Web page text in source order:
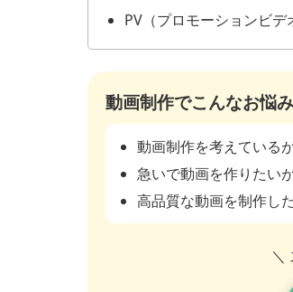
PV（プロモーションビ
動画制作でこんなお悩
動画制作を考えている
急いで動画を作りたい
高品質な動画を制作し
＼